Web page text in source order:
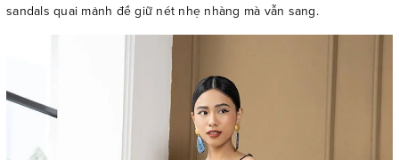
sandals quai mảnh để giữ nét nhẹ nhàng mà vẫn sang.